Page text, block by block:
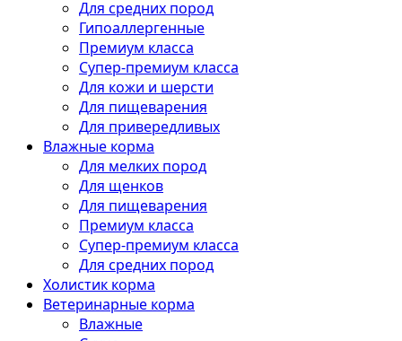
Для средних пород
Гипоаллергенные
Премиум класса
Супер-премиум класса
Для кожи и шерсти
Для пищеварения
Для привередливых
Влажные корма
Для мелких пород
Для щенков
Для пищеварения
Премиум класса
Супер-премиум класса
Для средних пород
Холистик корма
Ветеринарные корма
Влажные